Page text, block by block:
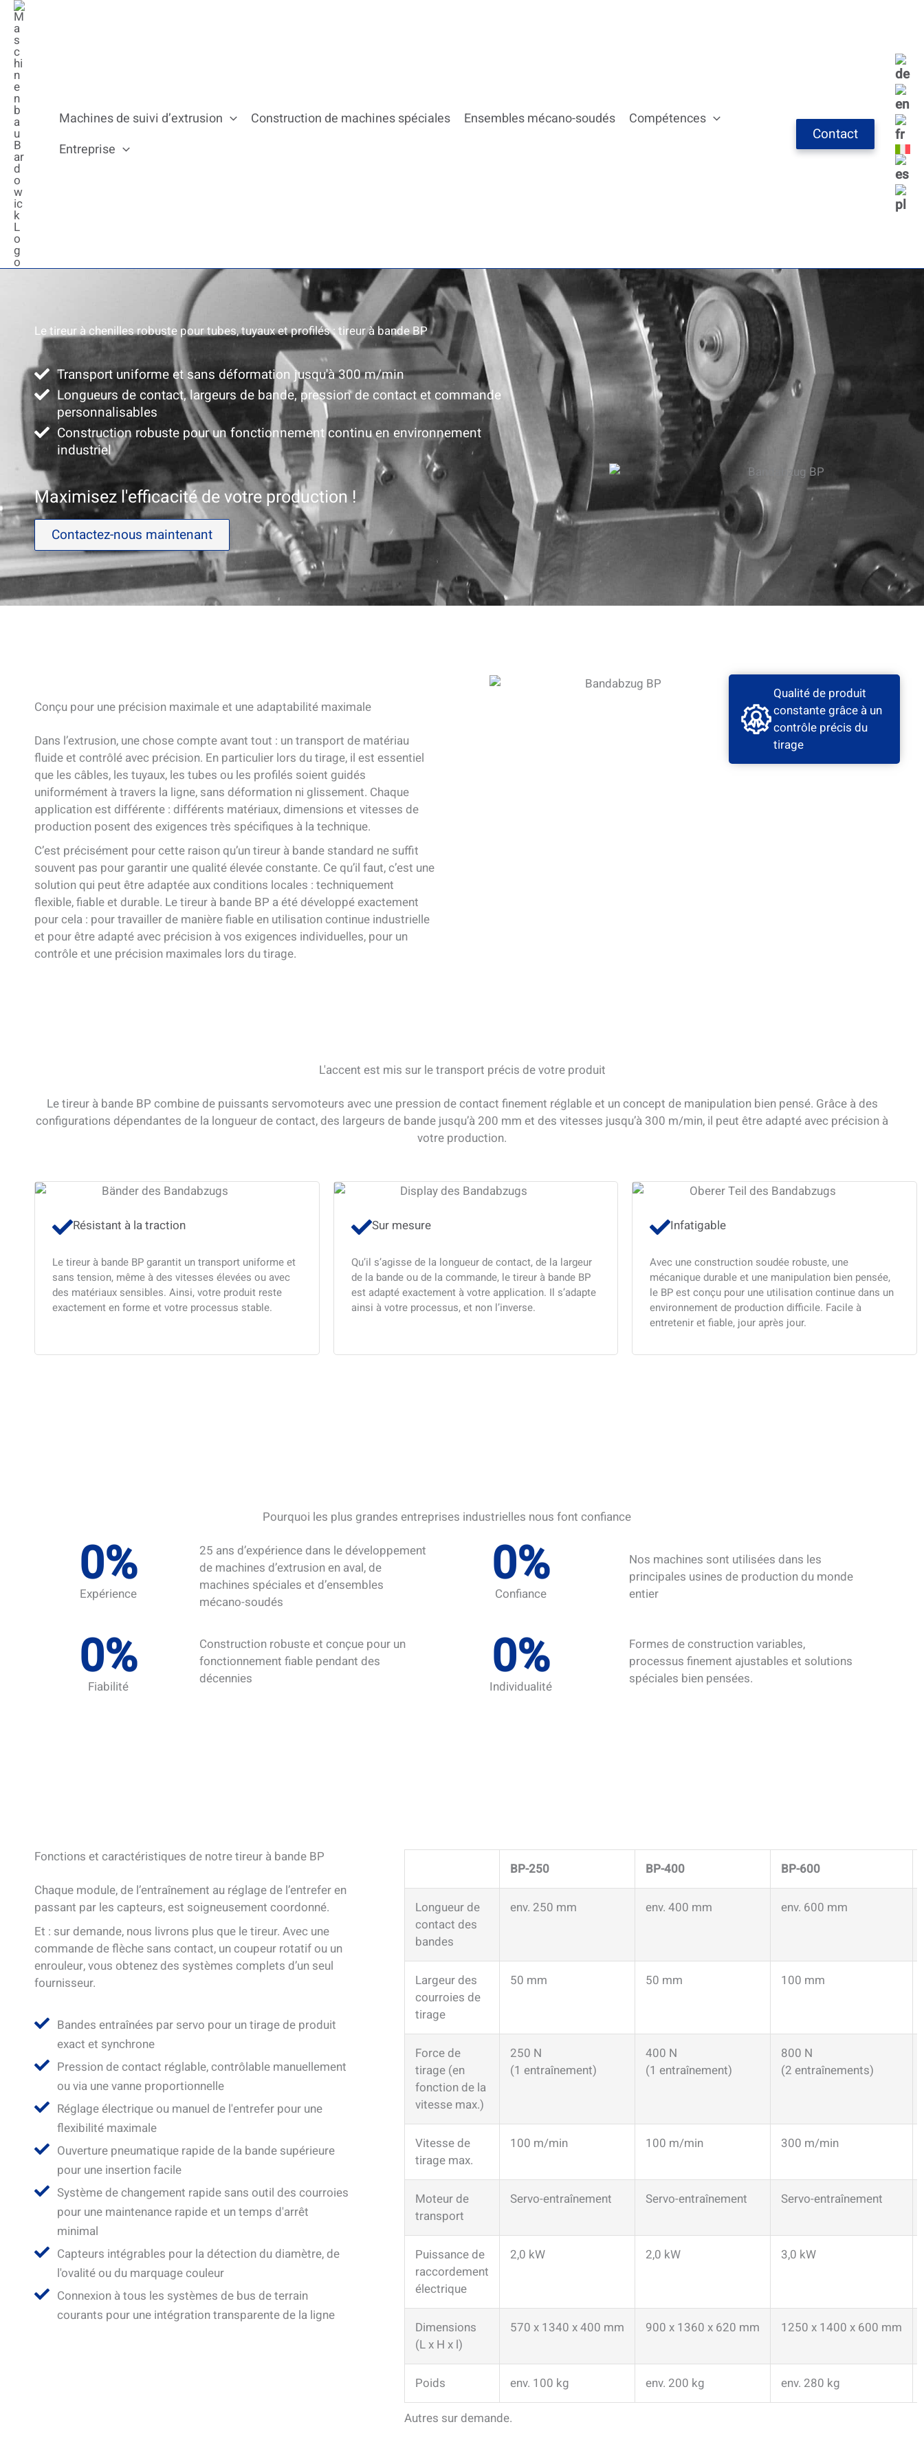
Passer
contenu
Machines de suivi d’extrusion Construction de machines spéciales Ensembles mécano-soudés
Compétences
Entreprise
Contact
Le tireur à chenilles robuste pour tubes, tuyaux et profilés : tireur à bande BP
Transport uniforme et sans déformation jusqu'à 300 m/min
Longueurs de contact, largeurs de bande, pression de contact et commande
personnalisables
Construction robuste pour un fonctionnement continu en environnement
industriel
Maximisez l'efficacité de votre production !
Contactez-nous maintenant
Conçu pour une précision maximale et une adaptabilité maximale
Dans l’extrusion, une chose compte avant tout : un transport de matériau
fluide et contrôlé avec précision. En particulier lors du tirage, il est essentiel
que les câbles, les tuyaux, les tubes ou les profilés soient guidés
uniformément à travers la ligne, sans déformation ni glissement. Chaque
application est différente : différents matériaux, dimensions et vitesses de
production posent des exigences très spécifiques à la technique.
C’est précisément pour cette raison qu’un tireur à bande standard ne suffit
souvent pas pour garantir une qualité élevée constante. Ce qu’il faut, c’est une
solution qui peut être adaptée aux conditions locales : techniquement
flexible, fiable et durable. Le tireur à bande BP a été développé exactement
pour cela : pour travailler de manière fiable en utilisation continue industrielle
et pour être adapté avec précision à vos exigences individuelles, pour un
contrôle et une précision maximales lors du tirage.
Qualité de produit
constante grâce à un
contrôle précis du
tirage
L'accent est mis sur le transport précis de votre produit
Le tireur à bande BP combine de puissants servomoteurs avec une pression de contact finement réglable et un concept de manipulation bien pensé. Grâce à des
configurations dépendantes de la longueur de contact, des largeurs de bande jusqu’à 200 mm et des vitesses jusqu’à 300 m/min, il peut être adapté avec précision à
votre production.
Résistant à la traction
Le tireur à bande BP garantit un transport uniforme et
sans tension, même à des vitesses élevées ou avec
des matériaux sensibles. Ainsi, votre produit reste
exactement en forme et votre processus stable.
Sur mesure
Qu’il s’agisse de la longueur de contact, de la largeur
de la bande ou de la commande, le tireur à bande BP
est adapté exactement à votre application. Il s’adapte
ainsi à votre processus, et non l’inverse.
Infatigable
Avec une construction soudée robuste, une
mécanique durable et une manipulation bien pensée,
le BP est conçu pour une utilisation continue dans un
environnement de production difficile. Facile à
entretenir et fiable, jour après jour.
Pourquoi les plus grandes entreprises industrielles nous font confiance
0%
Expérience
25 ans d’expérience dans le développement
de machines d’extrusion en aval, de
machines spéciales et d’ensembles
mécano-soudés
0%
Confiance
Nos machines sont utilisées dans les
principales usines de production du monde
entier
0%
Fiabilité
Construction robuste et conçue pour un
fonctionnement fiable pendant des
décennies
0%
Individualité
Formes de construction variables,
processus finement ajustables et solutions
spéciales bien pensées.
Fonctions et caractéristiques de notre tireur à bande BP
Chaque module, de l’entraînement au réglage de l’entrefer en
passant par les capteurs, est soigneusement coordonné.
Et : sur demande, nous livrons plus que le tireur. Avec une
commande de flèche sans contact, un coupeur rotatif ou un
enrouleur, vous obtenez des systèmes complets d’un seul
fournisseur.
Bandes entraînées par servo pour un tirage de produit
exact et synchrone
Pression de contact réglable, contrôlable manuellement
ou via une vanne proportionnelle
Réglage électrique ou manuel de l'entrefer pour une
flexibilité maximale
Ouverture pneumatique rapide de la bande supérieure
pour une insertion facile
Système de changement rapide sans outil des courroies
pour une maintenance rapide et un temps d'arrêt
minimal
Capteurs intégrables pour la détection du diamètre, de
l'ovalité ou du marquage couleur
Connexion à tous les systèmes de bus de terrain
courants pour une intégration transparente de la ligne
BP-250 BP-400 BP-600
Longueur de
contact des
bandes
env. 250 mm env. 400 mm env. 600 mm
Largeur des
courroies de
tirage
50 mm 50 mm 100 mm
Force de
tirage (en
fonction de la
vitesse max.)
250 N
(1 entraînement)
400 N
(1 entraînement)
800 N
(2 entraînements)
Vitesse de
tirage max.
100 m/min 100 m/min 300 m/min
Moteur de
transport
Servo-entraînement Servo-entraînement Servo-entraînement
Puissance de
raccordement
électrique
2,0 kW 2,0 kW 3,0 kW
Dimensions
(L x H x l)
570 x 1340 x 400 mm 900 x 1360 x 620 mm 1250 x 1400 x 600 mm
Poids env. 100 kg env. 200 kg env. 280 kg
Autres sur demande.